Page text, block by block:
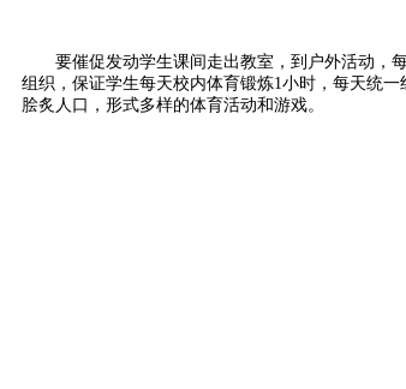
要催促发动学生课间走出教室，到户外活动，
组织，保证学生每天校内体育锻炼1小时，每天
脍炙人口，形式多样的体育活动和游戏。